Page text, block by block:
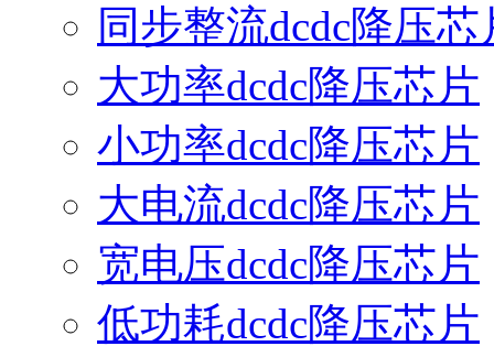
同步整流dcdc降压芯
大功率dcdc降压芯片
小功率dcdc降压芯片
大电流dcdc降压芯片
宽电压dcdc降压芯片
低功耗dcdc降压芯片